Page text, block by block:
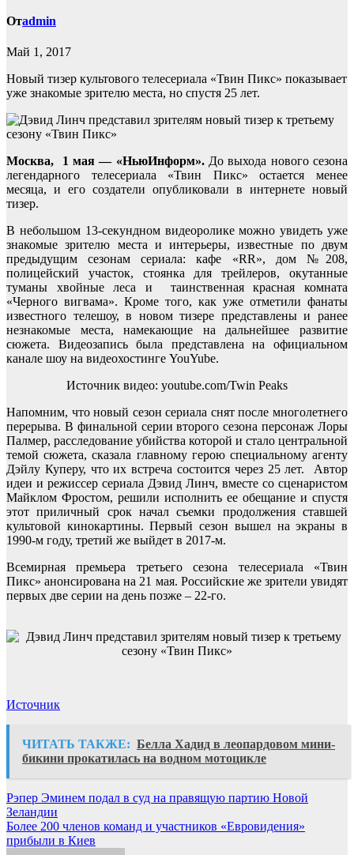
Отadmin
Май 1, 2017
Новый тизер культового телесериала «Твин Пикс» показывает
уже знакомые зрителю места, но спустя 25 лет.
Москва, 1 мая — «НьюИнформ».До выхода нового сезона
легендарного телесериала «Твин Пикс» остается менее
месяца, и его создатели опубликовали в интернете новый
тизер.
В небольшом 13-секундном видеоролике можно увидеть уже
знакомые зрителю места и интерьеры, известные по двум
предыдущим сезонам сериала: кафе «RR», дом №208,
полицейский участок, стоянка для трейлеров, окутанные
туманы хвойные леса и таинственная красная комната
«Черного вигвама». Кроме того, как уже отметили фанаты
известного телешоу, в новом тизере представлены и ранее
незнакомые места, намекающие на дальнейшее развитие
сюжета. Видеозапись была представлена на официальном
канале шоу на видеохостинге YouYube.
Источник видео: youtube.com/Twin Peaks
Напомним, что новый сезон сериала снят после многолетнего
перерыва. В финальной серии второго сезона персонаж Лоры
Палмер, расследование убийства которой и стало центральной
темой сюжета, сказала главному герою специальному агенту
Дэйлу Куперу, что их встреча состоится через 25 лет. Автор
идеи и режиссер сериала Дэвид Линч, вместе со сценаристом
Майклом Фростом, решили исполнить ее обещание и спустя
этот приличный срок начал съемки продолжения ставшей
культовой кинокартины. Первый сезон вышел на экраны в
1990-м году, третий же выйдет в 2017-м.
Всемирная премьера третьего сезона телесериала «Твин
Пикс» анонсирована на 21 мая. Российские же зрители увидят
первых две серии на день позже – 22-го.
Источник
ЧИТАТЬ ТАКЖЕ: Белла Хадид в леопардовом мини-
бикини прокатилась на водном мотоцикле
Навигация
по
записям
Рэпер Эминем подал в суд на правящую партию Новой
Зеландии
Более 200 членов команд и участников «Евровидения»
прибыли в Киев